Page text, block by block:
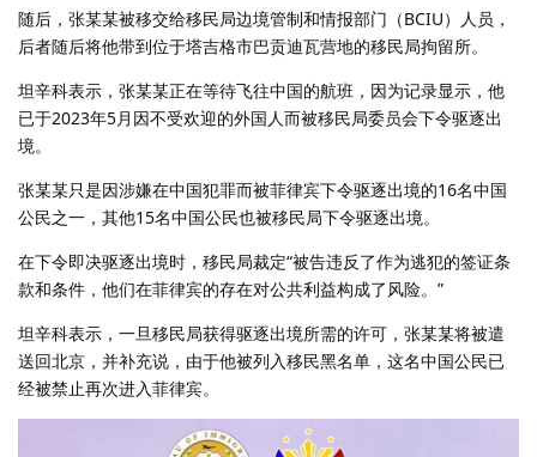
随后，张某某被移交给移民局边境管制和情报部门（BCIU）人员，
后者随后将他带到位于塔吉格市巴贡迪瓦营地的移民局拘留所。
坦辛科表示，张某某正在等待飞往中国的航班，因为记录显示，他
已于2023年5月因不受欢迎的外国人而被移民局委员会下令驱逐出
境。
张某某只是因涉嫌在中国犯罪而被菲律宾下令驱逐出境的16名中国
公民之一，其他15名中国公民也被移民局下令驱逐出境。
在下令即决驱逐出境时，移民局裁定“被告违反了作为逃犯的签证条
款和条件，他们在菲律宾的存在对公共利益构成了风险。”
坦辛科表示，一旦移民局获得驱逐出境所需的许可，张某某将被遣
送回北京，并补充说，由于他被列入移民黑名单，这名中国公民已
经被禁止再次进入菲律宾。